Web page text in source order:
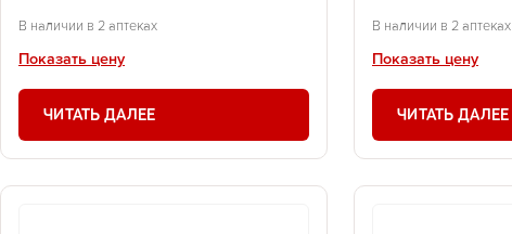
В наличии в 2 аптеках
Показать цену
ЧИТАТЬ ДАЛЕЕ
В наличии в 2 аптеках
Показать цену
ЧИТАТЬ ДАЛЕЕ